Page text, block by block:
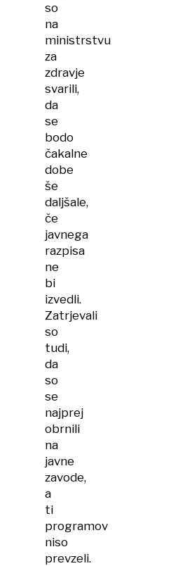
so
na
ministrstvu
za
zdravje
svarili,
da
se
bodo
čakalne
dobe
še
daljšale,
če
javnega
razpisa
ne
bi
izvedli.
Zatrjevali
so
tudi,
da
so
se
najprej
obrnili
na
javne
zavode,
a
ti
programov
niso
prevzeli.